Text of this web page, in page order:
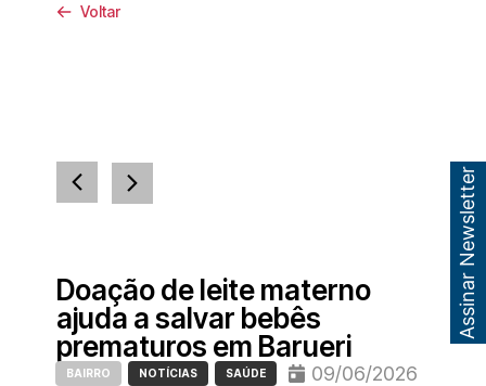
Voltar
Doação de leite materno
ajuda a salvar bebês
prematuros em Barueri
BAIRRO NOTÍCIAS SAÚDE 09/06/2026
Assinar Newsletter